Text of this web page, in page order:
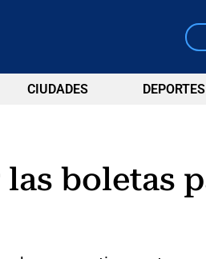
CIUDADES DEPORTES
boletas